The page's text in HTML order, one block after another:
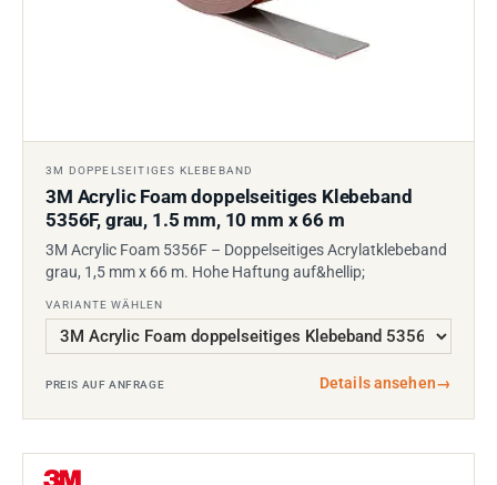
3M DOPPELSEITIGES KLEBEBAND
3M Acrylic Foam doppelseitiges Klebeband
5356F, grau, 1.5 mm, 10 mm x 66 m
3M Acrylic Foam 5356F – Doppelseitiges Acrylatklebeband
grau, 1,5 mm x 66 m. Hohe Haftung auf&hellip;
VARIANTE WÄHLEN
PREIS AUF ANFRAGE Details ansehen→